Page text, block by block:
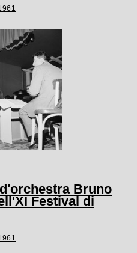
Bruno
Festival di